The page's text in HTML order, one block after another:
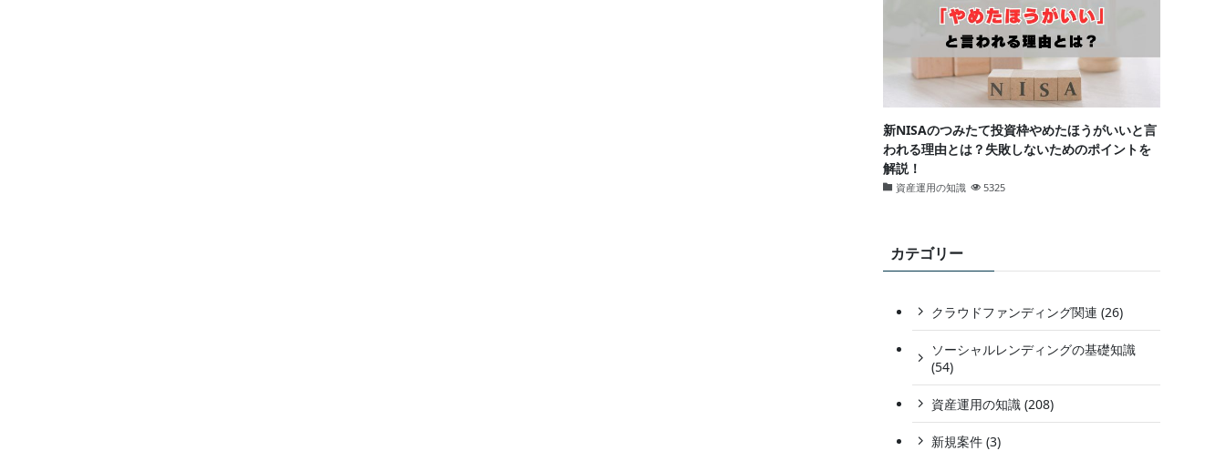
新NISAのつみたて投資枠やめたほうがいいと言
われる理由とは？失敗しないためのポイントを
解説！
資産運用の知識 5325
カテゴリー
クラウドファンディング関連 (26)
ソーシャルレンディングの基礎知識
(54)
資産運用の知識 (208)
新規案件 (3)